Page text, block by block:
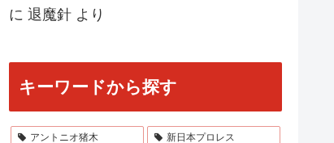
に 退魔針 より
キーワードから探す
アントニオ猪木 新日本プロレス